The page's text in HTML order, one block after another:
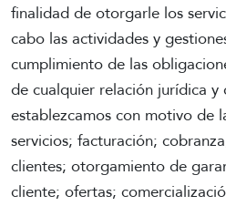
finalidad de otorgarle los
cabo las actividades y
cumplimiento de las
de cualquier relación jurídica y
establezcamos con motivo de
servicios; facturación;
clientes; otorgamiento de
cliente; ofertas;